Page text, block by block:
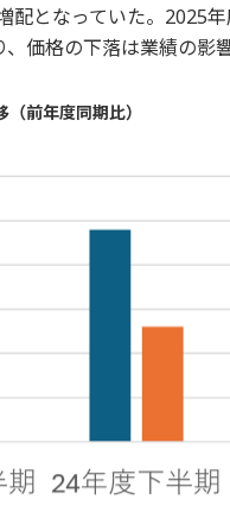
配となっていた。2025
価格の下落は業績の影
前年度同期比）